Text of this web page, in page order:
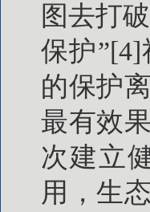
图去打
保护
的保护
最有效
次建立
用，生